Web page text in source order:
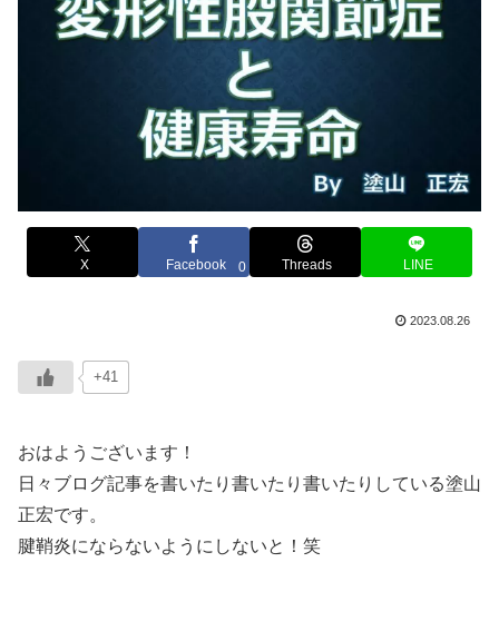
X Facebook 0 Threads LINE
2023.08.26
+41
おはようございます！
日々ブログ記事を書いたり書いたり書いたりしている塗山
正宏です。
腱鞘炎にならないようにしないと！笑